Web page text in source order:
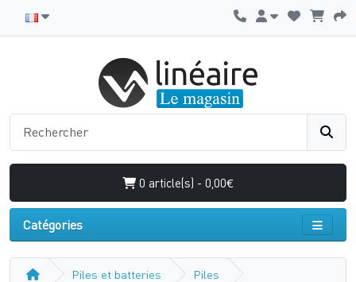
0 article(s) - 0,00€
Catégories
Piles et batteries Piles